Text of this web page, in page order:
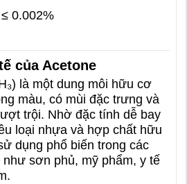
≤ 0.002%
của Acetone
là một dung môi hữu cơ
màu, có mùi đặc trưng và
trội. Nhờ đặc tính dễ bay
loại nhựa và hợp chất hữu
dụng phổ biến trong các
như sơn phủ, mỹ phẩm, y tế